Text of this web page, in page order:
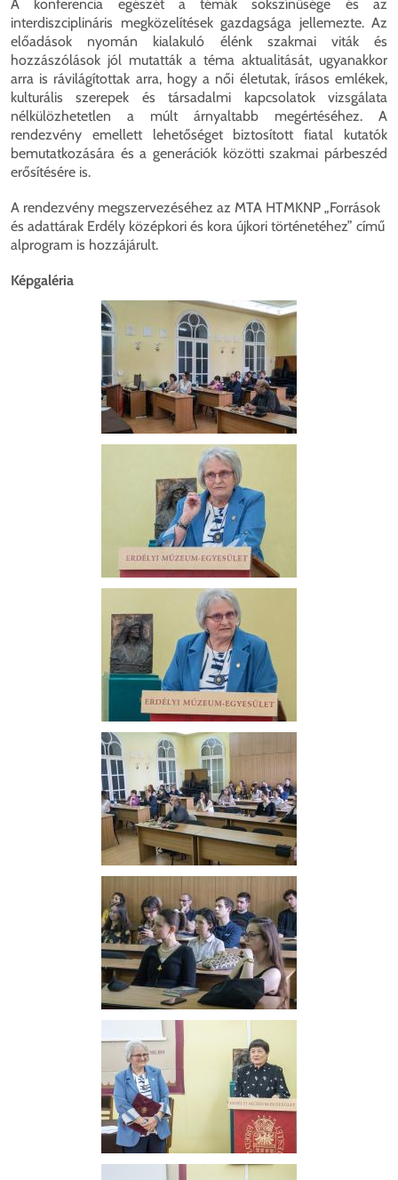
A konferencia egészét a témák sokszínűsége és az
interdiszciplináris megközelítések gazdagsága jellemezte. Az
előadások nyomán kialakuló élénk szakmai viták és
hozzászólások jól mutatták a téma aktualitását, ugyanakkor
arra is rávilágítottak arra, hogy a női életutak, írásos emlékek,
kulturális szerepek és társadalmi kapcsolatok vizsgálata
nélkülözhetetlen a múlt árnyaltabb megértéséhez. A
rendezvény emellett lehetőséget biztosított fiatal kutatók
bemutatkozására és a generációk közötti szakmai párbeszéd
erősítésére is.
A rendezvény megszervezéséhez az MTA HTMKNP „Források
és adattárak Erdély középkori és kora újkori történetéhez” című
alprogram is hozzájárult.
Képgaléria